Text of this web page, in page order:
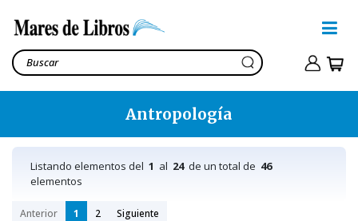
Antropología
Listando elementos del 1 al 24de un total de 46
elementos
Anterior 1 2 Siguiente